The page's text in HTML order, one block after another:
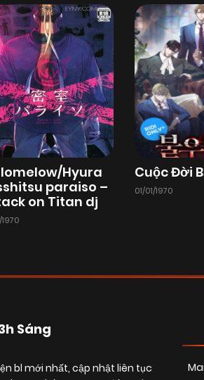
Hyura
paraiso –
on Titan dj
1970
Cuộc Đời
01/01/1970
Sáng
bl mới nhất, cập nhật liên tục